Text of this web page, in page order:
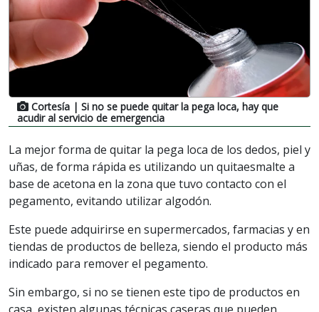
Cortesía | Si no se puede quitar la pega loca, hay que
acudir al servicio de emergencia
La mejor forma de quitar la pega loca de los dedos, piel y
uñas, de forma rápida es utilizando un quitaesmalte a
base de acetona en la zona que tuvo contacto con el
pegamento, evitando utilizar algodón.
Este puede adquirirse en supermercados, farmacias y en
tiendas de productos de belleza, siendo el producto más
indicado para remover el pegamento.
Sin embargo, si no se tienen este tipo de productos en